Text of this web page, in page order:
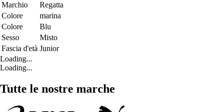
Marchio
Regatta
Colore
marina
Colore
Blu
Sesso
Misto
Fascia d'età Junior
Loading...
Loading...
Tutte le nostre marche